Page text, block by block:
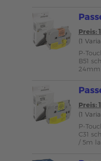
Preis:
(1
P-
B51
Preis:
(1
P-
C31
/ 5m